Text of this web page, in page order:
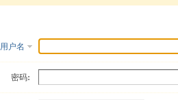
用户名
密码: